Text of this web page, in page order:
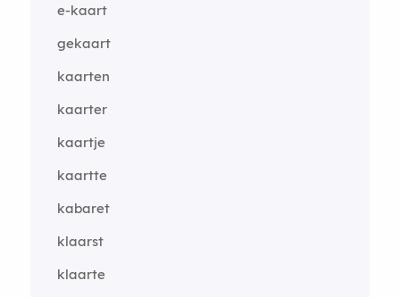
e-kaart
gekaart
kaarten
kaarter
kaartje
kaartte
kabaret
klaarst
klaarte